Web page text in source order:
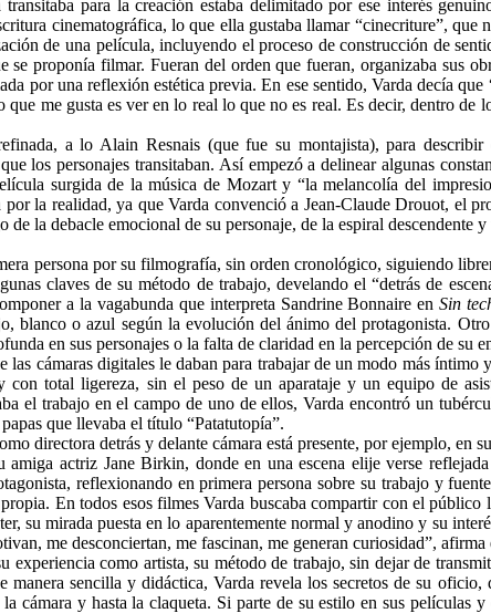
para la creación estaba delimitado por ese interés
cinematográfica, lo que ella gustaba llamar “cinecriture”, que
de una película, incluyendo el proceso de construcción de
proponía filmar. Fueran del orden que fueran, organizaba sus
por una reflexión estética previa. En ese sentido, Varda decía
me gusta es ver en lo real lo que no es real. Es decir, dentro de
a lo Alain Resnais (que fue su montajista), para
los personajes transitaban. Así empezó a delinear algunas
surgida de la música de Mozart y “la melancolía del
la realidad, ya que Varda convenció a Jean-Claude Drouot, el
la debacle emocional de su personaje, de la espiral descendente
persona por su filmografía, sin orden cronológico, siguiendo
claves de su método de trabajo, develando el “detrás de
a la vagabunda que interpreta Sandrine Bonnaire enSin
blanco o azul según la evolución del ánimo del protagonista.
en sus personajes o la falta de claridad en la percepción de su
cámaras digitales le daban para trabajar de un modo más
total ligereza, sin el peso de un aparataje y un equipo de
el trabajo en el campo de uno de ellos, Varda encontró un
que llevaba el título “Patatutopía”.
directora detrás y delante cámara está presente, por ejemplo, en
amiga actriz Jane Birkin, donde en una escena elije verse
reflexionando en primera persona sobre su trabajo y
En todos esos filmes Varda buscaba compartir con el
su mirada puesta en lo aparentemente normal y anodino y su
me desconciertan, me fascinan, me generan curiosidad”, afirma
como artista, su método de trabajo, sin dejar de
sencilla y didáctica, Varda revela los secretos de su
cámara y hasta la claqueta. Si parte de su estilo en sus